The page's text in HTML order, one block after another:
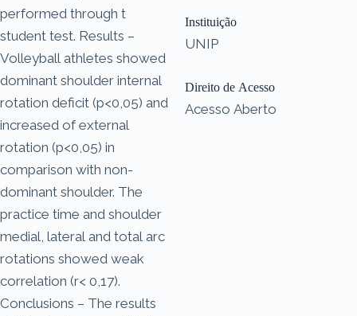
performed through t
student test. Results –
Volleyball athletes showed
dominant shoulder internal
rotation deficit (p<0,05) and
increased of external
rotation (p<0,05) in
comparison with non-
dominant shoulder. The
practice time and shoulder
medial, lateral and total arc
rotations showed weak
correlation (r< 0,17).
Conclusions – The results
Instituição
UNIP
Direito de Acesso
Acesso Aberto